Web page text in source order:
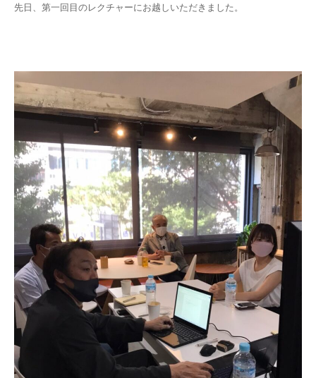
先日、第一回目のレクチャーにお越しいただきました。